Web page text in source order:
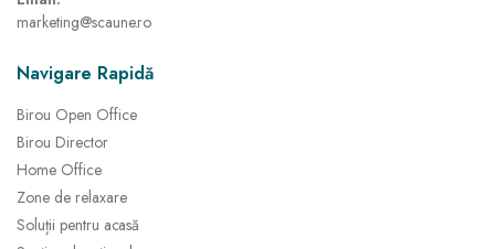
marketing@scaune.ro
Navigare Rapidă
Birou Open Office
Birou Director
Home Office
Zone de relaxare
Soluții pentru acasă